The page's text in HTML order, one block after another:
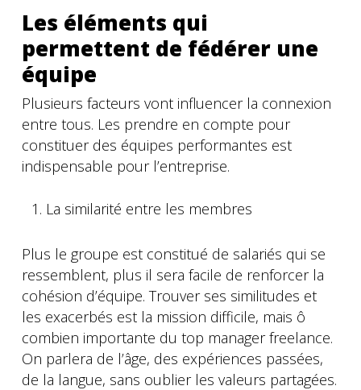
Les éléments qui
permettent de fédérer une
équipe
Plusieurs facteurs vont influencer la connexion
entre tous. Les prendre en compte pour
constituer des équipes performantes est
indispensable pour l’entreprise.
La similarité entre les membres
Plus le groupe est constitué de salariés qui se
ressemblent, plus il sera facile de renforcer la
cohésion d’équipe. Trouver ses similitudes et
les exacerbés est la mission difficile, mais ô
combien importante du top manager freelance.
On parlera de l’âge, des expériences passées,
de la langue, sans oublier les valeurs partagées.